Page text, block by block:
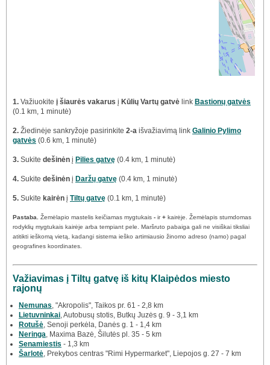
1. Važiuokite į šiaurės vakarus į Kūlių Vartų gatvė link Bastionų gatvės
(0.1 km, 1 minutė)
2. Žiedinėje sankryžoje pasirinkite 2-a išvažiavimą link Galinio Pylimo
gatvės (0.6 km, 1 minutė)
3. Sukite dešinėn į Pilies gatvę (0.4 km, 1 minutė)
4. Sukite dešinėn į Daržų gatvę (0.4 km, 1 minutė)
5. Sukite kairėn į Tiltų gatvę (0.1 km, 1 minutė)
Pastaba. Žemėlapio mastelis keičiamas mygtukais - ir+ kairėje. Žemėlapis stumdomas
rodyklių mygtukais kairėje arba tempiant pele. Maršruto pabaiga gali ne visiškai tiksliai
atitikti ieškomą vietą, kadangi sistema ieško artimiausio žinomo adreso (namo) pagal
geografines koordinates.
Važiavimas į Tiltų gatvę iš kitų Klaipėdos miesto
rajonų
Nemunas , "Akropolis", Taikos pr. 61 - 2,8 km
Lietuvninkai , Autobusų stotis, Butkų Juzės g. 9 - 3,1 km
Rotušė , Senoji perkėla, Danės g. 1 - 1,4 km
Neringa , Maxima Bazė, Šilutės pl. 35 - 5 km
Senamiestis - 1,3 km
Šarlotė , Prekybos centras "Rimi Hypermarket", Liepojos g. 27 - 7 km